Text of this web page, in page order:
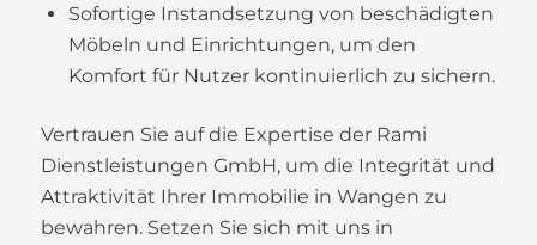
Sofortige Instandsetzung von beschädigten
Möbeln und Einrichtungen, um den
Komfort für Nutzer kontinuierlich zu sichern.
Vertrauen Sie auf die Expertise der Rami
Dienstleistungen GmbH, um die Integrität und
Attraktivität Ihrer Immobilie in Wangen zu
bewahren. Setzen Sie sich mit uns in